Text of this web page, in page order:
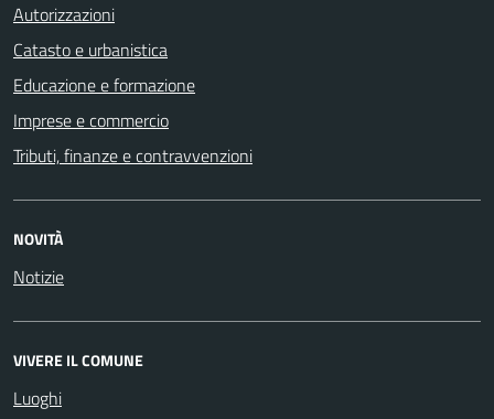
Autorizzazioni
Catasto e urbanistica
Educazione e formazione
Imprese e commercio
Tributi, finanze e contravvenzioni
NOVITÀ
Notizie
VIVERE IL COMUNE
Luoghi